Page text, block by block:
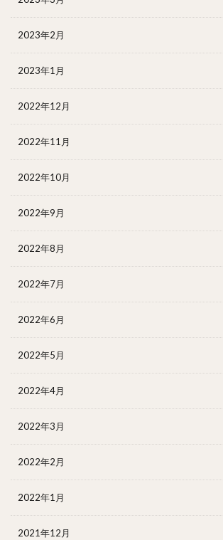
2023年2月
2023年1月
2022年12月
2022年11月
2022年10月
2022年9月
2022年8月
2022年7月
2022年6月
2022年5月
2022年4月
2022年3月
2022年2月
2022年1月
2021年12月